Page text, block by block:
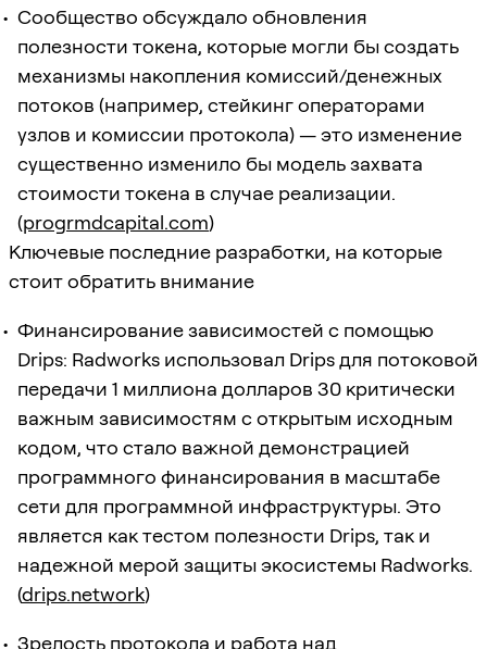
Сообщество обсуждало обновления
полезности токена, которые могли бы создать
механизмы накопления комиссий/денежных
потоков (например, стейкинг операторами
узлов и комиссии протокола) — это изменение
существенно изменило бы модель захвата
стоимости токена в случае реализации.
(progrmdcapital.com)
Ключевые последние разработки, на которые
стоит обратить внимание
Финансирование зависимостей с помощью
Drips: Radworks использовал Drips для потоковой
передачи 1 миллиона долларов 30 критически
важным зависимостям с открытым исходным
кодом, что стало важной демонстрацией
программного финансирования в масштабе
сети для программной инфраструктуры. Это
является как тестом полезности Drips, так и
надежной мерой защиты экосистемы Radworks.
(drips.network)
Зрелость протокола и работа над